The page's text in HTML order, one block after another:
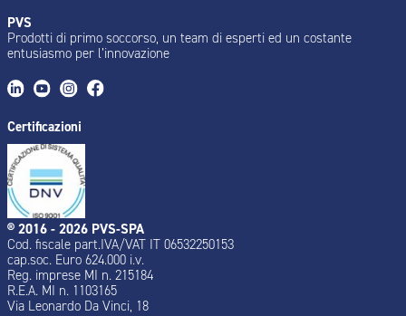
PVS
Prodotti di primo soccorso, un team di esperti ed un costante
entusiasmo per l’innovazione
Certificazioni
® 2016 - 2026 PVS-SPA
Cod. fiscale part.IVA/VAT IT 06532250153
cap.soc. Euro 624.000 i.v.
Reg. imprese MI n. 215184
R.E.A. MI n. 1103165
Via Leonardo Da Vinci, 18